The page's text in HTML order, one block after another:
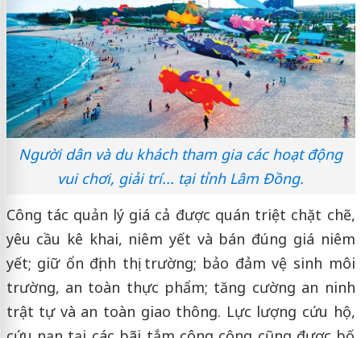
Người dân và du khách tham gia các hoạt động
vui chơi, giải trí... tại tỉnh Lâm Đồng.
Công tác quản lý giá cả được quán triệt chặt chẽ,
yêu cầu kê khai, niêm yết và bán đúng giá niêm
yết; giữ ổn định thị trường; bảo đảm vệ sinh môi
trường, an toàn thực phẩm; tăng cường an ninh
trật tự và an toàn giao thông. Lực lượng cứu hộ,